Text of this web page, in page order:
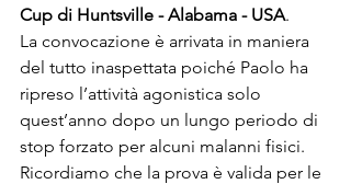
Cup di Huntsville - Alabama - USA.
La convocazione è arrivata in maniera
del tutto inaspettata poiché Paolo ha
ripreso l’attività agonistica solo
quest’anno dopo un lungo periodo di
stop forzato per alcuni malanni fisici.
Ricordiamo che la prova è valida per le